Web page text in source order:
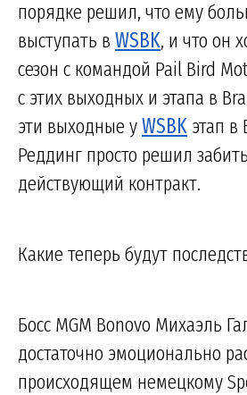
порядке решил, что ему
выступать в WSBK, и что он
сезон с командой Pail Bird
с этих выходных и этапа в
эти выходные уWSBK этап в
Реддинг просто решил
действующий контракт.
Какие теперь будут
Босс MGM Bonovo Михаэль
достаточно эмоционально
происходящем немецкому